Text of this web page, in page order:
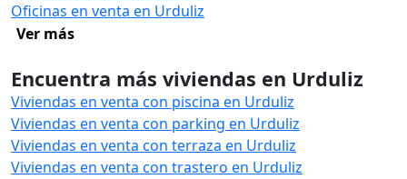
Oficinas en venta en Urduliz
Ver más
Encuentra más viviendas en Urduliz
Viviendas en venta con piscina en Urduliz
Viviendas en venta con parking en Urduliz
Viviendas en venta con terraza en Urduliz
Viviendas en venta con trastero en Urduliz